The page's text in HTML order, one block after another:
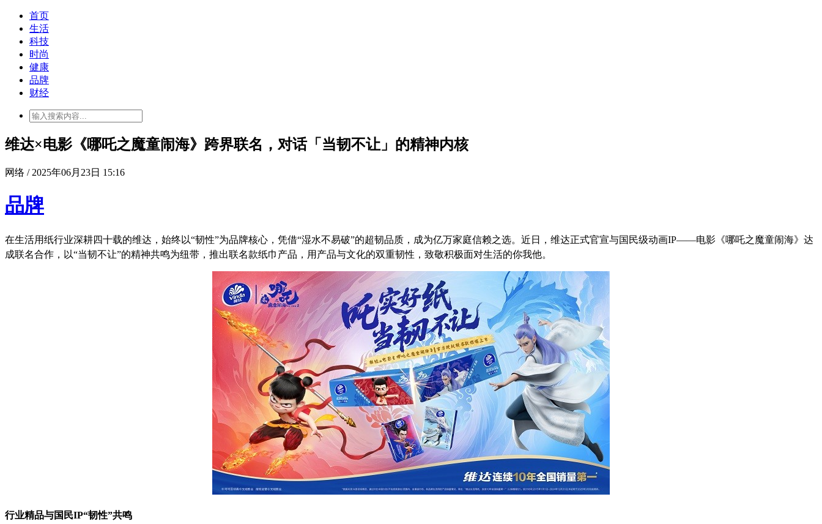
首页
生活
科技
时尚
健康
品牌
财经
维达×电影《哪吒之魔童闹海》跨界联名，对话「当韧不让」的精神内核
网络 / 2025年06月23日 15:16
品牌
在生活用纸行业深耕四十载的维达，始终以“韧性”为品牌核心，凭借“湿水不易破”的超韧品质，成为亿万家庭信赖之选。近日，维达正式官宣与国民级动画IP——电影《哪吒之魔童闹海》达
成联名合作，以“当韧不让”的精神共鸣为纽带，推出联名款纸巾产品，用产品与文化的双重韧性，致敬积极面对生活的你我他。
行业精品与国民IP“韧性”共鸣